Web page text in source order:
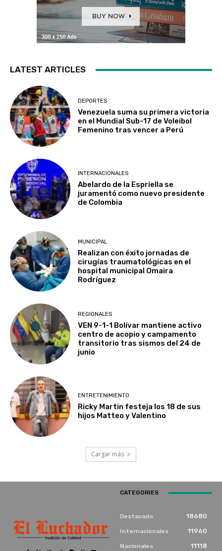
LATEST ARTICLES
DEPORTES
Venezuela suma su primera victoria
en el Mundial Sub-17 de Voleibol
Femenino tras vencer a Perú
INTERNACIONALES
Abelardo de la Espriella se
juramentó como nuevo presidente
de Colombia
MUNICIPAL
Realizan con éxito jornadas de
cirugías traumatológicas en el
hospital municipal Omaira
Rodríguez
REGIONALES
VEN 9-1-1 Bolívar mantiene activo
centro de acopio y campamento
transitorio tras sismos del 24 de
junio
ENTRETENIMIENTO
Ricky Martin festeja los 18 de sus
hijos Matteo y Valentino
Cargar más
CATEGORIES
Destacado 18680
Internacionales 11960
Nacionales 11118